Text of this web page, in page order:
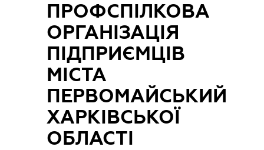
ПРОФСПІЛКОВА
ОРГАНІЗАЦІЯ
ПІДПРИЄМЦІВ
МІСТА
ПЕРВОМАЙСЬКИЙ
ХАРКІВСЬКОЇ
ОБЛАСТІ